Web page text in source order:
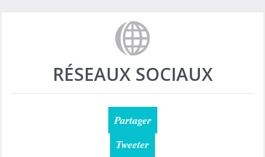
RÉSEAUX SOCIAUX
Partager
Tweeter